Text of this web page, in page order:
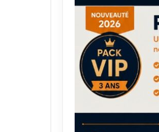
décembre 2022
novembre 2022
octobre 2022
septembre 2022